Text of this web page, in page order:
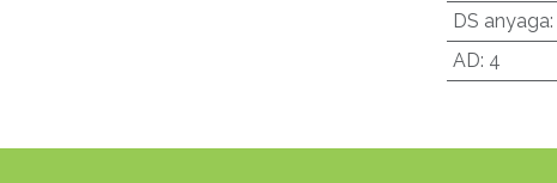
DS anyaga:
AD: 4